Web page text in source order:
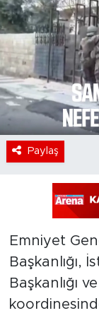
Paylaş
Emniyet
Başkanlığı,
Başkanlığı